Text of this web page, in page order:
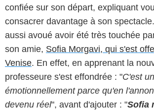
confiée sur son départ, expliquant
consacrer davantage à son
aussi avoué avoir été très touchée
son amie, Sofia Morgavi, qui s'est
Venise. En effet, en apprenant la
professeure s'est effondrée : "C'est
émotionnellement parce qu'en
devenu réel", avant d'ajouter : "Sofia
Capture d'écran Star Academy /